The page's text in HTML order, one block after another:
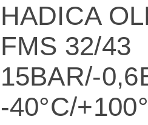
HADICA
FMS 32/43
15BAR/-
-40°C/